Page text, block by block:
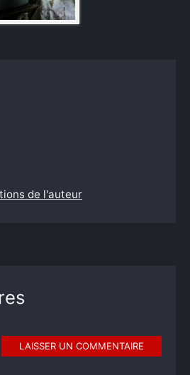
de l'auteur
LAISSER UN COMMENTAIRE